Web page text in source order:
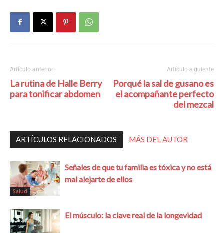
Artículo anterior
La rutina de Halle Berry
para tonificar abdomen
Artículo siguiente
Porqué la sal de gusano es
el acompañante perfecto
del mezcal
ARTÍCULOS RELACIONADOS MÁS DEL AUTOR
Salud
Señales de que tu familia es tóxica y no está
mal alejarte de ellos
El músculo: la clave real de la longevidad